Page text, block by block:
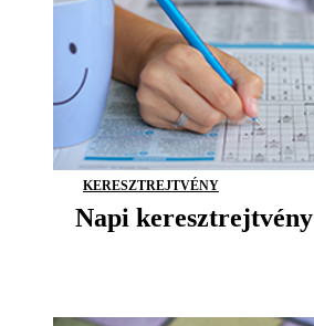
KERESZTREJTVÉNY
Napi keresztrejtvény